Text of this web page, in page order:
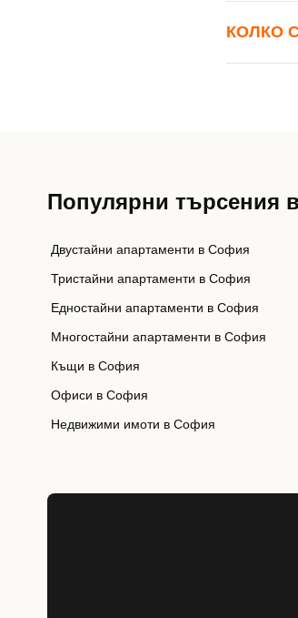
КОЛКО
Популярни търсения
Двустайни апартаменти в София
Тристайни апартаменти в София
Едностайни апартаменти в София
Многостайни апартаменти в София
Къщи в София
Офиси в София
Недвижими имоти в София